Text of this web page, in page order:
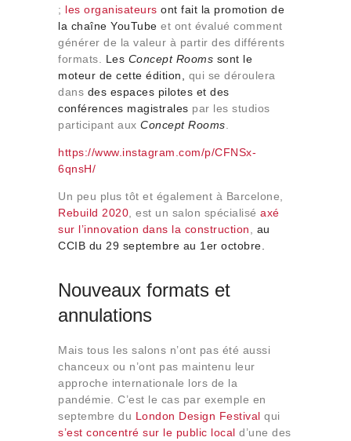
; les organisateurs ont fait la promotion de
la chaîne YouTube et ont évalué comment
générer de la valeur à partir des différents
formats. Les Concept Rooms sont le
moteur de cette édition,
qui se déroulera
dans des espaces pilotes et des
conférences magistrales par les studios
participant aux Concept Rooms
https://www.instagram.com/p/CFNSx-
6qnsH/
Un peu plus tôt et également à Barcelone,
Rebuild 2020 , est un salon spécialisé axé
sur l’innovation dans la construction
au
CCIB du 29 septembre au 1er octobre.
Nouveaux formats et
annulations
Mais tous les salons n’ont pas été aussi
chanceux ou n’ont pas maintenu leur
approche internationale lors de la
pandémie. C’est le cas par exemple en
septembre du London Design Festival qui
s’est concentré sur le public local d’une des